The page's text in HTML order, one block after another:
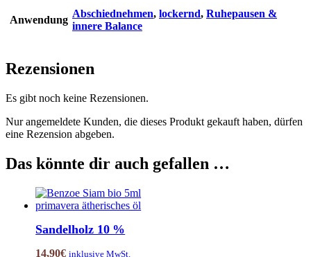
Anwendung
Abschiednehmen, lockernd, Ruhepausen &
innere Balance
Rezensionen
Es gibt noch keine Rezensionen.
Nur angemeldete Kunden, die dieses Produkt gekauft haben, dürfen
eine Rezension abgeben.
Das könnte dir auch gefallen …
Sandelholz 10 %
14,90€ inklusive MwSt.